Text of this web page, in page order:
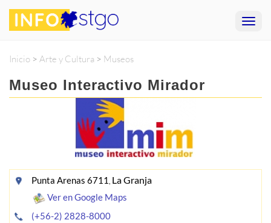
Inicio > Arte y Cultura > Museos
Museo Interactivo Mirador
Punta Arenas 6711 , La Granja
Ver en Google Maps
(+56-2) 2828-8000